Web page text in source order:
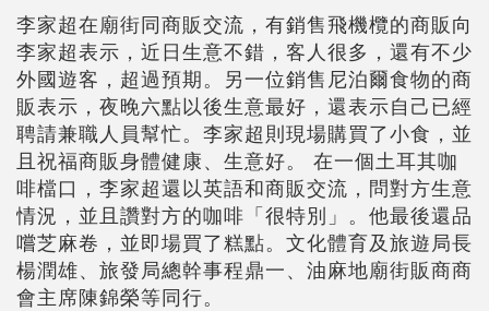
李家超在廟街同商販交流，有銷售飛機欖的商販向
李家超表示，近日生意不錯，客人很多，還有不少
外國遊客，超過預期。另一位銷售尼泊爾食物的商
販表示，夜晚六點以後生意最好，還表示自己已經
聘請兼職人員幫忙。李家超則現場購買了小食，並
且祝福商販身體健康、生意好。 在一個土耳其咖
啡檔口，李家超還以英語和商販交流，問對方生意
情況，並且讚對方的咖啡「很特別」。他最後還品
嚐芝麻卷，並即場買了糕點。文化體育及旅遊局長
楊潤雄、旅發局總幹事程鼎一、油麻地廟街販商商
會主席陳錦榮等同行。